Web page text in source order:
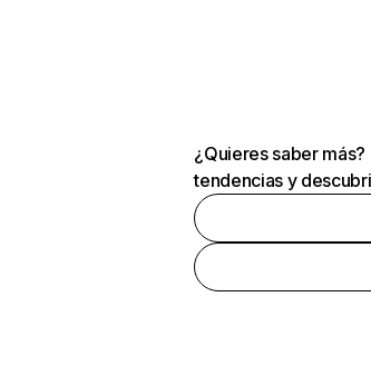
¿Quieres saber
tendencias y